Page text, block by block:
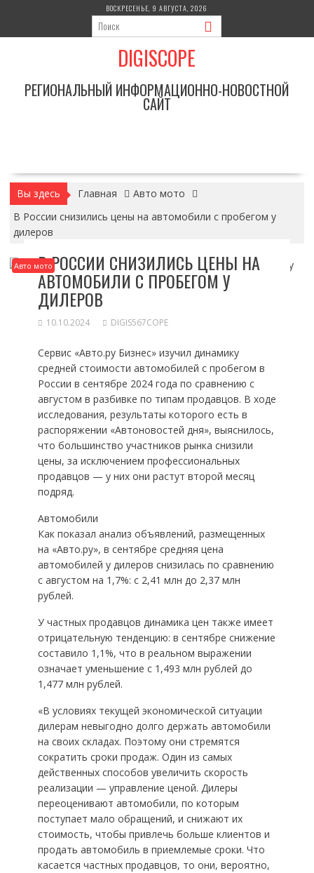
содержимому
ВОСКРЕСЕНЬЕ, 9 АВГУСТА, 2026
DIGISCOPE
РЕГИОНАЛЬНЫЙ ИНФОРМАЦИОННО-НОВОСТНОЙ
САЙТ
Вы здесь Главная
Авто мото
В России снизились цены на автомобили с пробегом у
дилеров
Авто мотоВ РОССИИ СНИЗИЛИСЬ ЦЕНЫ НА
АВТОМОБИЛИ С ПРОБЕГОМ У
ДИЛЕРОВ
10.10.2024 DIGIS567COPE
Сервис «Авто.ру Бизнес» изучил динамику
средней стоимости автомобилей с пробегом в
России в сентябре 2024 года по сравнению с
августом в разбивке по типам продавцов. В ходе
исследования, результаты которого есть в
распоряжении «Автоновостей дня», выяснилось,
что большинство участников рынка снизили
цены, за исключением профессиональных
продавцов — у них они растут второй месяц
подряд.
Автомобили
Как показал анализ объявлений, размещенных
на «Авто.ру», в сентябре средняя цена
автомобилей у дилеров снизилась по сравнению
с августом на 1,7%: с 2,41 млн до 2,37 млн
рублей.
У частных продавцов динамика цен также имеет
отрицательную тенденцию: в сентябре снижение
составило 1,1%, что в реальном выражении
означает уменьшение с 1,493 млн рублей до
1,477 млн рублей.
«В условиях текущей экономической ситуации
дилерам невыгодно долго держать автомобили
на своих складах. Поэтому они стремятся
сократить сроки продаж. Один из самых
действенных способов увеличить скорость
реализации — управление ценой. Дилеры
переоценивают автомобили, по которым
поступает мало обращений, и снижают их
стоимость, чтобы привлечь больше клиентов и
продать автомобиль в приемлемые сроки. Что
касается частных продавцов, то они, вероятно,